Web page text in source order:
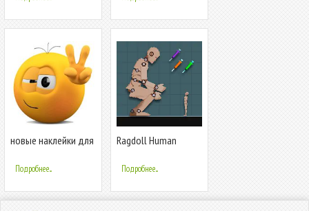
WAStickerApps
новые наклейки для
for WhatsApp
Подробнее...
Ragdoll Human
Подробнее...